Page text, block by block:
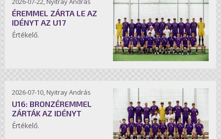
ÉREMMEL ZÁRTA LE AZ
IDÉNYT AZ U17
Értékelő.
2026-07-10, Nyitray András
U16: BRONZÉREMMEL
ZÁRTÁK AZ IDÉNYT
Értékelő.